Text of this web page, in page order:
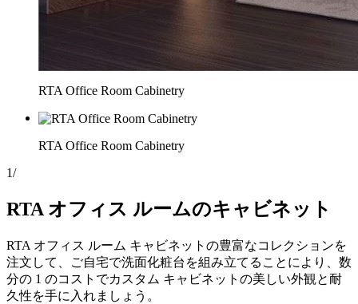
RTA Office Room Cabinetry
RTA Office Room Cabinetry
1/
RTA オフィス ルームのキャビネット
RTA オフィス ルーム キャビネットの豊富なコレクションを
注文して、ご自宅で洗面化粧台を組み立てることにより、数
分の 1 のコストでカスタム キャビネットの美しい外観と耐
久性を手に入れましょう。